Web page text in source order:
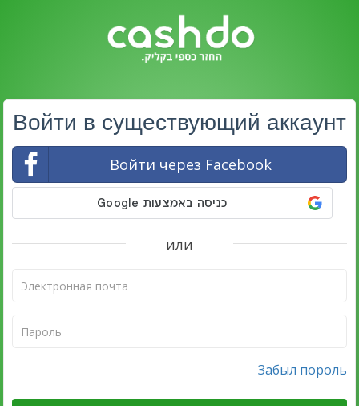
Войти в существующий аккаунт
Войти через Facebook
или
Забыл пороль